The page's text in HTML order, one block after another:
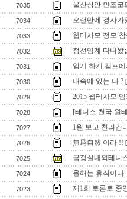
7035 울산상안 인조코
7034 오랜만에 경사가
7033 웹테사모 정모
7032 정선임계 다녀왔
7031 임계 하계 캠프
7030 내속에 있는 나 ?
7029 2015 웹테사모
7028 [테니스 천국 원
7027 1원 보고 천리간
7026 無爲自然 이라 !!
7025 금정실내외테니
7024 올해는 휴식이다..
7023 제1회 토론토 중